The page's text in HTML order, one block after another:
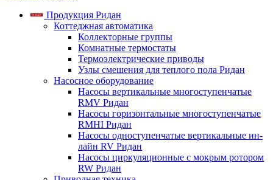
Продукция Ридан
Коттеджная автоматика
Коллекторные группы
Комнатные термостаты
Термоэлектрические приводы
Узлы смешения для теплого пола Ридан
Насосное оборудование
Насосы вертикальные многоступенчатые
RMV Ридан
Насосы горизонтальные многоступенчатые
RMHI Ридан
Насосы одноступенчатые вертикальные ин-
лайн RV Ридан
Насосы циркуляционные с мокрым ротором
RW Ридан